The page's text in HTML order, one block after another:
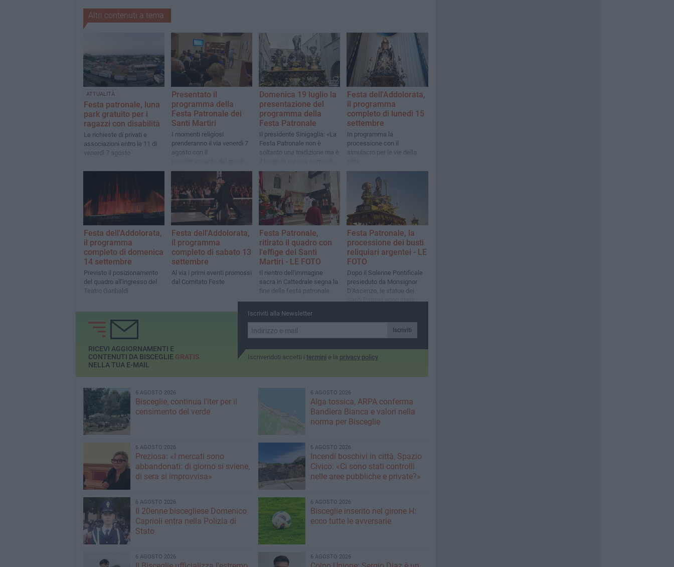
Altri contenuti a tema
ATTUALITÀ
Festa patronale, luna
park gratuito per i
ragazzi con disabilità
Le richieste di privati e
associazioni entro le 11 di
venerdì 7 agosto
Presentato il
programma della
Festa Patronale dei
Santi Martiri
I momenti religiosi
prenderanno il via venerdì 7
agosto con il
al teatro Garibaldi
Domenica 19 luglio la
presentazione del
programma della
Festa Patronale
Il presidente Sinigaglia: «La
Festa Patronale non è
soltanto una tradizione ma è
si riconosce, si incontra e
riscopre il senso dell'essere
famiglia»
Festa dell'Addolorata,
il programma
completo di lunedì 15
settembre
In programma la
processione con il
simulacro per le vie della
Festa dell'Addolorata,
il programma
completo di domenica
14 settembre
Previsto il posizionamento
del quadro all'ingresso del
Teatro Garibaldi
Festa dell'Addolorata,
il programma
completo di sabato 13
settembre
Al via i primi eventi promossi
dal Comitato Feste
Festa Patronale,
ritirato il quadro con
l'effige dei Santi
Martiri - LE FOTO
Il rientro dell'immagine
sacra in Cattedrale segna la
fine della festa patronale
Festa Patronale, la
processione dei busti
reliquiari argentei - LE
FOTO
Dopo il Solenne Pontificale
presieduto da Monsignor
D'Ascenzo, le statue dei
Santi Patroni sono state
Iscriviti alla Newsletter
Iscriviti
Iscrivendoti accetti i termini e la privacy policy
RICEVI AGGIORNAMENTI E
CONTENUTI DA BISCEGLIE GRATIS
NELLA TUA E-MAIL
6 AGOSTO 2026
Bisceglie, continua l'iter per il
censimento del verde
6 AGOSTO 2026
Alga tossica, ARPA conferma
Bandiera Bianca e valori nella
norma per Bisceglie
6 AGOSTO 2026
Preziosa: «I mercati sono
abbandonati: di giorno si sviene,
di sera si improvvisa»
6 AGOSTO 2026
Incendi boschivi in città, Spazio
Civico: «Ci sono stati controlli
nelle aree pubbliche e private?»
6 AGOSTO 2026
Il 20enne biscegliese Domenico
Caprioli entra nella Polizia di
Stato
6 AGOSTO 2026
Bisceglie inserito nel girone H:
ecco tutte le avversarie
6 AGOSTO 2026 6 AGOSTO 2026